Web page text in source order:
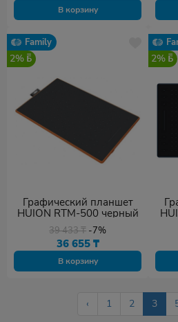
В корзину
Family
2%
Графический планшет
HUION RTM-500 черный
39 433₸ -7%
36 655 ₸
В корзину
2%
‹ 1 2 3